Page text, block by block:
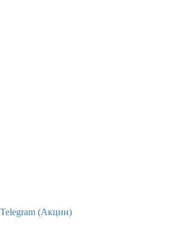
Telegram (Акции)